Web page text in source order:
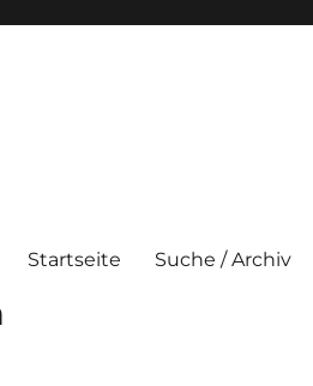
Startseite Suche / Archiv